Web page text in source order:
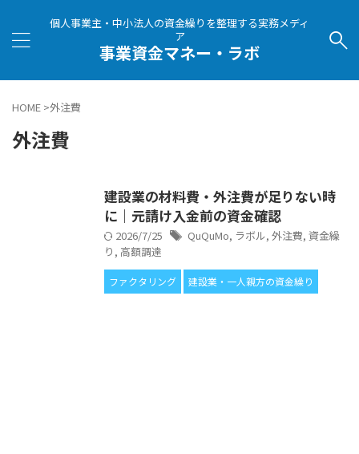
個人事業主・中小法人の資金繰りを整理する実務メディ
ア
事業資金マネー・ラボ
HOME >外注費
外注費
建設業の材料費・外注費が足りない時
に｜元請け入金前の資金確認
2026/7/25 QuQuMo, ラボル, 外注費, 資金繰
り , 高額調達
ファクタリング 建設業・一人親方の資金繰り